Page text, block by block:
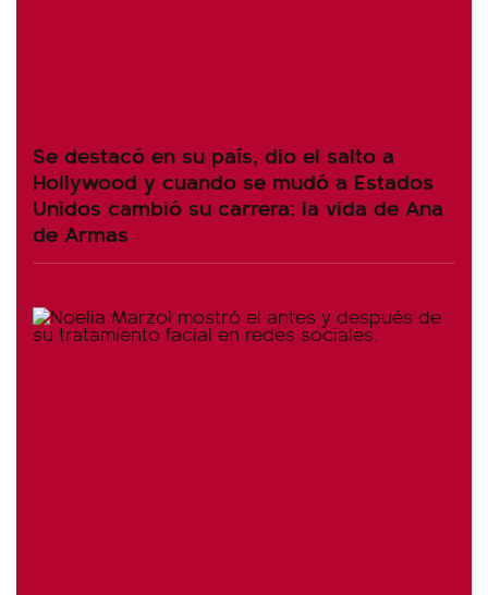
Se destacó en su país, dio el salto a
Hollywood y cuando se mudó a Estados
Unidos cambió su carrera: la vida de Ana
de Armas